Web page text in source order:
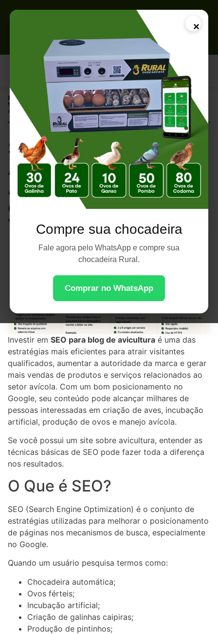
×
Compre sua chocadeira
Fale agora pelo WhatsApp e compre sua
chocadeira Rural.
Comprar no WhatsApp
Página Inicial |
SEO para Blog de Avicultura: Como Atrair Mais Visitantes e
Aumentar suas Vendas
SEO para Blog de
Avicultura: Como
Atrair Mais Visitantes
e Aumentar suas
Vendas
Investir em SEO para blog de avicultura é uma das
estratégias mais eficientes para atrair visitantes
qualificados, aumentar a autoridade da marca e gerar
mais vendas de produtos e serviços relacionados ao
setor avícola. Com um bom posicionamento no
Google, seu conteúdo pode alcançar milhares de
pessoas interessadas em criação de aves, incubação
artificial, produção de ovos e manejo avícola.
Se você possui um site sobre avicultura, entender as
técnicas básicas de SEO pode fazer toda a diferença
nos resultados.
O Que é SEO?
SEO (Search Engine Optimization) é o conjunto de
estratégias utilizadas para melhorar o posicionamento
de páginas nos mecanismos de busca, especialmente
no Google.
Quando um usuário pesquisa termos como:
Chocadeira automática;
Ovos férteis;
Incubação artificial;
Criação de galinhas caipiras;
Produção de pintinhos;